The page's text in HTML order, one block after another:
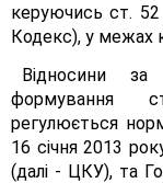
керуючись ст. 52
Кодекс), у межах
Відносини
формування
регулюється
16 січня 2013
(далі - ЦКУ), та